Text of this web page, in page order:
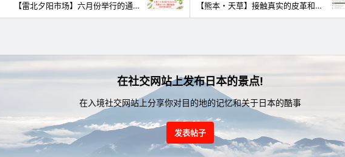
【雷北夕阳市场】六月份举行的通知📣 大家好！这是关于「雷北夕阳市场」六月份举行的通知♪ 👀此次的夕阳市场亮点👀 ❣雷北町的农产品和加工品、熟食等将会在「雷北夕阳市场」上销售，此次也会有“二之屋”的团子摊位！ 还有甘蔗晚柑和小洋葱的打包销售！ 期待大家的光临😊请不要忘记带上自己的购物袋🛍✨ 【预计销售商品】 ・甘蔗晚柑（打包销售） ・秋葵 ・米🌾 ・熟食 ・南瓜 ・黄瓜🥒 ・苦瓜 ・土豆🥔 ・小洋葱（打包销售） ・蜜柑 ・玉米🌽 ・茄子🍆 ・花芝 ・面包 ・甜菜 ・青椒🫑 ・团子 ・小番茄 ・木耳 🥦🍅🥕🍠🥬🧅🫑🌽🌶🫛🍆🫚🥔 雷北夕阳市场 【举办日期：六月十四日（星期日）下午1点至下午3点 【地点】（一社）天草雷北观光协会 ※雷北町观光案内所（雷北町上津深江4535-1） 【熊本・天草】接触真实的皮革和工具。成人皮革工艺体验会 在熊本县苓北町的“苓北町观光案内所”举办以欧洲传统技术为基础的皮革工艺体验会。 此次使用的是意大利制造的高档皮革“布特罗”。使用专业工具，从打孔到缝制，亲身体验工匠的技艺，制作属于自己的卡片夹。 动手时，神奇地展现出个人的特质。在日本美丽的地方小镇，您想体验制作的乐趣和像人生一样奢华的时光吗？ 举办日期：2026年6月10日（星期三）9:30〜12:00 地点：苓北町观光案内所2楼（熊本县天草郡苓北町上津深江4535-1） 参加费：6,000日元 名额：前10名（需预约） 讲师：革工房 牧田（牧田 孝一氏） ※如有疑问，请联系讲师 有关报名方法等详细信息，请在（一社）天草れいほく观光协会官网的公告栏中确认。
在社交网站上发布日本的景点!
在入境社交网站上分享你对目的地的记忆和关于日本的酷事
发表帖子